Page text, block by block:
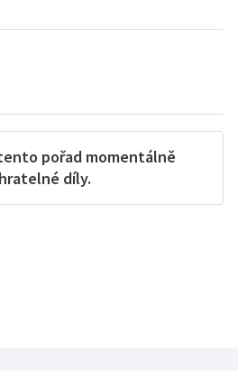
pořad momentálně
díly.